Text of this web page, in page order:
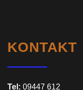
KONTAKT
Tel:09447 612